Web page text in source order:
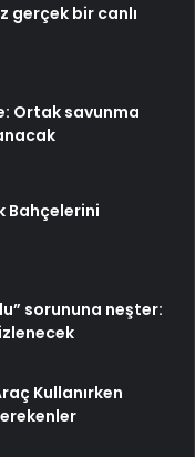
gerçek bir canlı
Ortak savunma
Bahçelerini
sorununa neşter:
Kullanırken